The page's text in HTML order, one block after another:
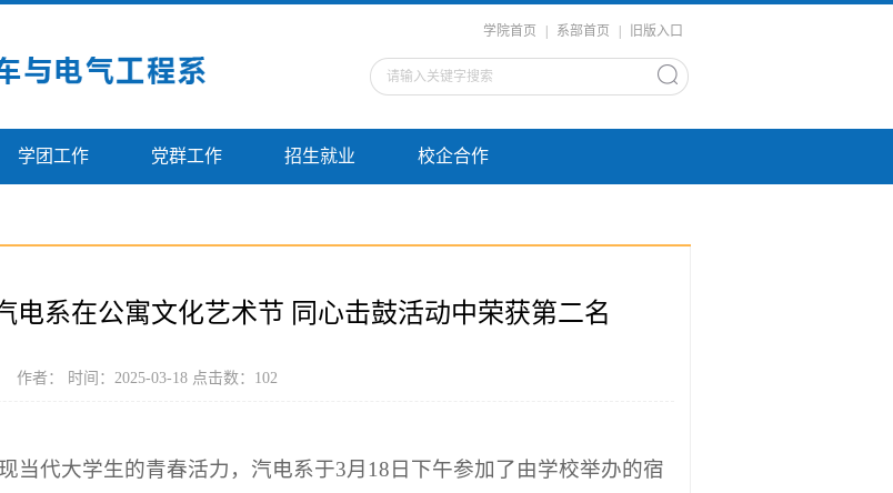
学院首页 系部首页 旧版入口
学团工作 党群工作 招生就业 校企合作
电系在公寓文化艺术节 同心击鼓活动中荣获第二名
作者： 时间：2025-03-18 点击数： 102
当代大学生的青春活力，汽电系于3月18日下午参加了由学校举办的宿